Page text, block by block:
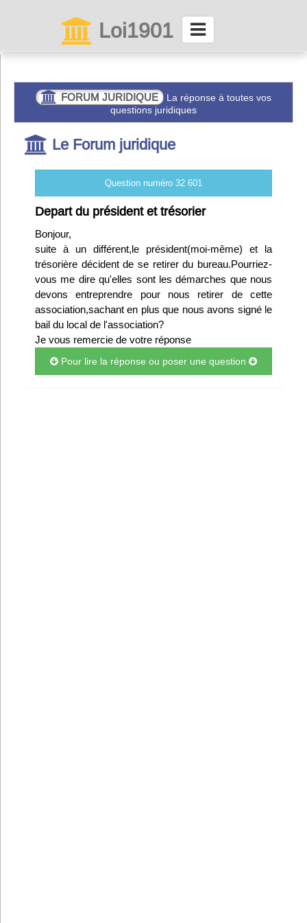
Loi1901
Connexion
Abonnez-vous à LettrAsso
Menu général
ServiceAsso
Partager
VieAsso
Infos
Divers
FORUM JURIDIQUE
La réponse à toutes vos
questions juridiques
Le Forum juridique
Question numéro 32 601
Depart du président et trésorier
Bonjour,
suite à un différent,le président(moi-même) et la
trésorière décident de se retirer du bureau.Pourriez-
vous me dire qu'elles sont les démarches que nous
devons entreprendre pour nous retirer de cette
association,sachant en plus que nous avons signé le
bail du local de l'association?
Je vous remercie de votre réponse
Pour lire la réponse ou poser une question